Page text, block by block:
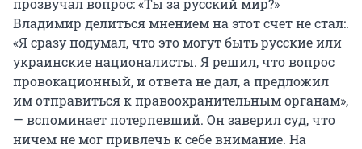
прозвучал вопрос: «Ты за русский мир?»
Владимир делиться мнением на этот счет не стал:.
«Я сразу подумал, что это могут быть русские или
украинские националисты. Я решил, что вопрос
провокационный, и ответа не дал, а предложил
им отправиться к правоохранительным органам»,
— вспоминает потерпевший. Он заверил суд, что
ничем не мог привлечь к себе внимание. На